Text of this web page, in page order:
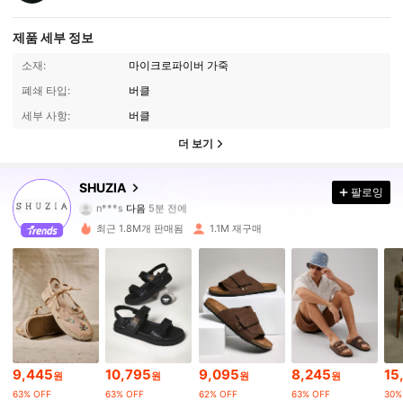
제품 세부 정보
소재:
마이크로파이버 가죽
폐쇄 타입:
버클
세부 사항:
버클
더 보기
SHUZIA
4.90
n***s 다음 5분 전에
4.90 771K 팔로워
771K 팔로워
771K 팔로워
팔로잉
최근 1.8M개 판매됨 1.1M 재구매
9,445원
63% OFF
10,795원
63% OFF
9,095원
62% OFF
8,245원
63% OFF